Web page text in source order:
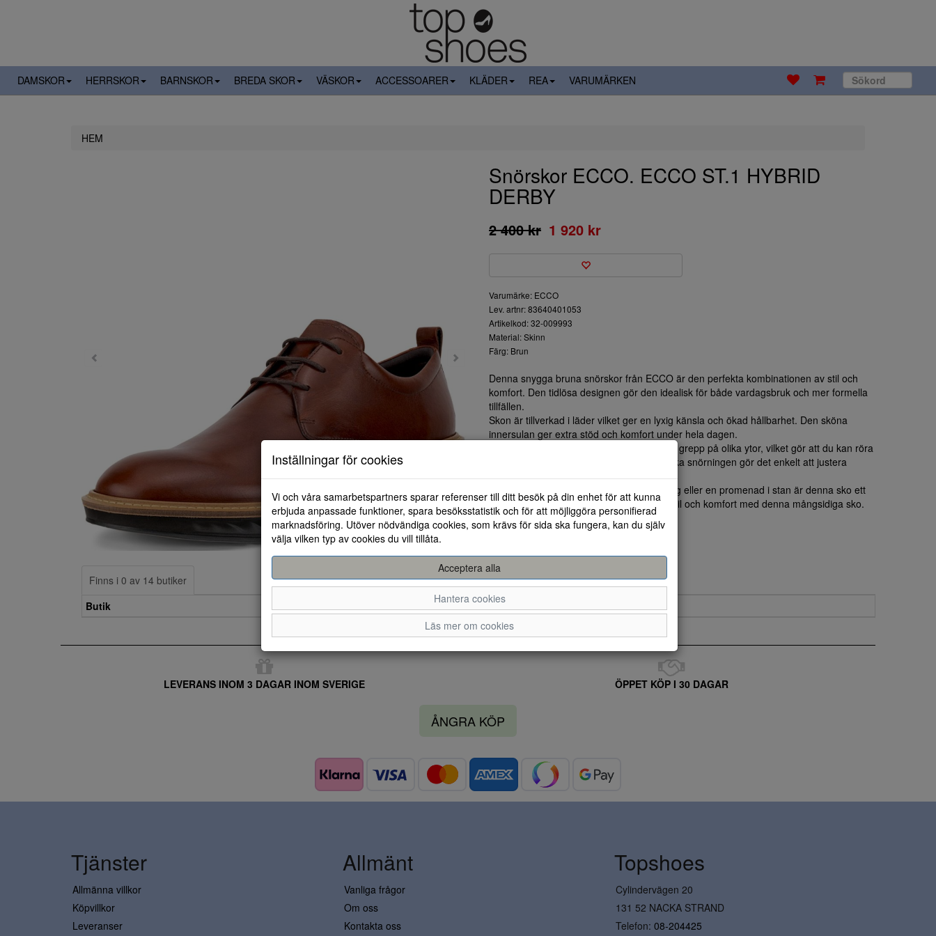
DAMSKOR HERRSKOR BARNSKOR BREDA SKOR VÄSKOR ACCESSOARER KLÄDER REA VARUMÄRKEN
HEM
Snörskor ECCO. ECCO ST.1 HYBRID
DERBY
2 400 kr 1 920 kr
Varumärke: ECCO
Lev. artnr: 83640401053
Artikelkod: 32-009993
Material: Skinn
Färg: Brun
Denna snygga bruna snörskor från ECCO är den perfekta kombinationen av stil och
komfort. Den tidlösa designen gör den idealisk för både vardagsbruk och mer formella
tillfällen.
Skon är tillverkad i läder vilket ger en lyxig känsla och ökad hållbarhet. Den sköna
innersulan ger extra stöd och komfort under hela dagen.
Med dess flexibla gummisula får du ett bra grepp på olika ytor, vilket gör att du kan röra
dig med stil och självsäkerhet. Den klassiska snörningen gör det enkelt att justera
passformen efter dina behov.
Oavsett om du ska på jobbet, en fin middag eller en promenad i stan är denna sko ett
utmärkt val. Låt dina fötter njuta av både stil och komfort med denna mångsidiga sko.
Välj kvalitet och stil som varar.
Finns i 0 av 14 butiker
Butik
LEVERANS INOM 3 DAGAR INOM SVERIGE ÖPPET KÖP I 30 DAGAR
ÅNGRA KÖP
Inställningar för cookies
Vi och våra samarbetspartners sparar referenser till ditt besök på din enhet för att kunna
erbjuda anpassade funktioner, spara besöksstatistik och för att möjliggöra personifierad
marknadsföring. Utöver nödvändiga cookies, som krävs för sida ska fungera, kan du själv
välja vilken typ av cookies du vill tillåta.
Acceptera alla
Hantera cookies
Läs mer om cookies
Tjänster
Allmänna villkor
Köpvillkor
Leveranser
Allmänt
Vanliga frågor
Om oss
Kontakta oss
Topshoes
Cylindervägen 20
131 52 NACKA STRAND
Telefon: 08-204425